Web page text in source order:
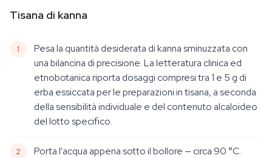
Tisana di kanna
Pesa la quantità desiderata di kanna sminuzzata con
una bilancina di precisione. La letteratura clinica ed
etnobotanica riporta dosaggi compresi tra 1 e 5 g di
erba essiccata per le preparazioni in tisana, a seconda
della sensibilità individuale e del contenuto alcaloideo
del lotto specifico.
Porta l'acqua appena sotto il bollore — circa 90 °C.